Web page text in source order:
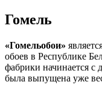
Гомель
«Гомельобои»
обоев в Республике
фабрики начинается с
была выпущена уже